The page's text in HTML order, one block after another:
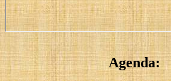
Agenda: